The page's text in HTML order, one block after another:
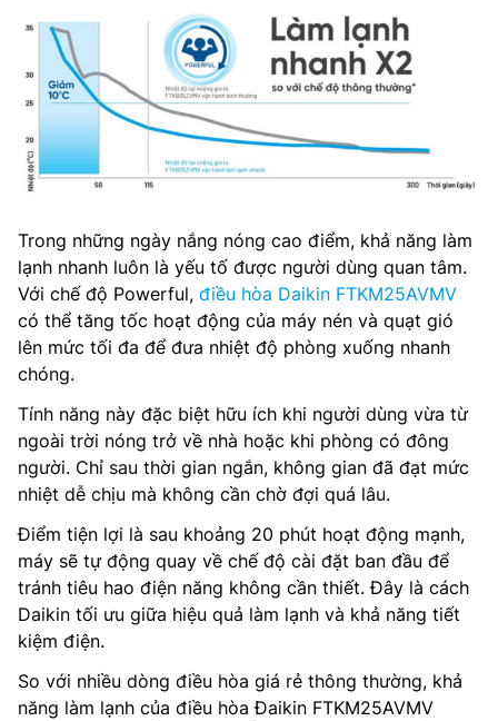
Trong những ngày nắng nóng cao điểm, khả năng làm
lạnh nhanh luôn là yếu tố được người dùng quan tâm.
Với chế độ Powerful, điều hòa Daikin FTKM25AVMV
có thể tăng tốc hoạt động của máy nén và quạt gió
lên mức tối đa để đưa nhiệt độ phòng xuống nhanh
chóng.
Tính năng này đặc biệt hữu ích khi người dùng vừa từ
ngoài trời nóng trở về nhà hoặc khi phòng có đông
người. Chỉ sau thời gian ngắn, không gian đã đạt mức
nhiệt dễ chịu mà không cần chờ đợi quá lâu.
Điểm tiện lợi là sau khoảng 20 phút hoạt động mạnh,
máy sẽ tự động quay về chế độ cài đặt ban đầu để
tránh tiêu hao điện năng không cần thiết. Đây là cách
Daikin tối ưu giữa hiệu quả làm lạnh và khả năng tiết
kiệm điện.
So với nhiều dòng điều hòa giá rẻ thông thường, khả
năng làm lạnh của điều hòa Đaikin FTKM25AVMV